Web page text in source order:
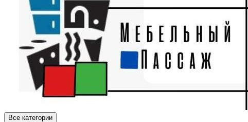
Все категории